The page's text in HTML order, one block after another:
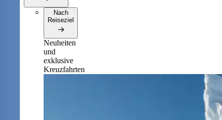
Nach
Reiseziel
Neuheiten
und
exklusive
Kreuzfahrten